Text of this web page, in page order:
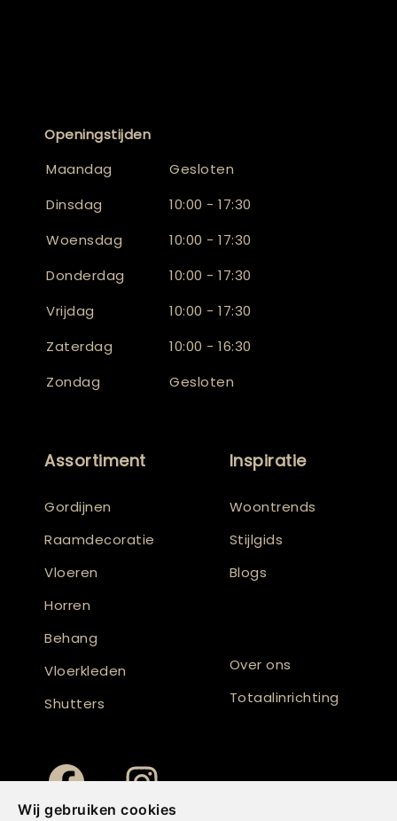
Wij gebruiken cookies
Openingstijden
Maandag
Gesloten
Dinsdag
10:00 - 17:30
Woensdag
10:00 - 17:30
Donderdag
10:00 - 17:30
Vrijdag
10:00 - 17:30
Zaterdag
10:00 - 16:30
Zondag
Gesloten
Assortiment
Gordijnen
Raamdecoratie
Vloeren
Horren
Behang
Vloerkleden
Shutters
Inspiratie
Woontrends
Stijlgids
Blogs
Over ons
Totaalinrichting